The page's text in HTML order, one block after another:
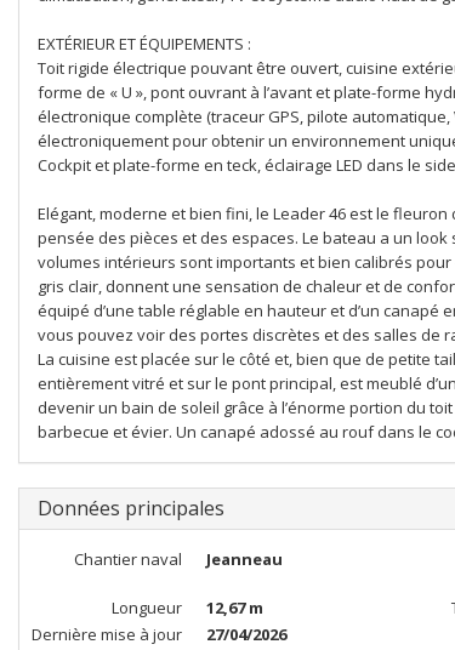
EXTÉRIEUR ET ÉQUIPEMENTS :
Toit rigide électrique pouvant être ouvert, cuisine
forme de « U », pont ouvrant à l’avant et plate-forme
électronique complète (traceur GPS, pilote
électroniquement pour obtenir un environnement
Cockpit et plate-forme en teck, éclairage LED dans le
Elégant, moderne et bien fini, le Leader 46 est le
pensée des pièces et des espaces. Le bateau a un
volumes intérieurs sont importants et bien calibrés
gris clair, donnent une sensation de chaleur et de
équipé d’une table réglable en hauteur et d’un
vous pouvez voir des portes discrètes et des salles de
La cuisine est placée sur le côté et, bien que de petite
entièrement vitré et sur le pont principal, est meublé
devenir un bain de soleil grâce à l’énorme portion du
barbecue et évier. Un canapé adossé au rouf dans le
Données principales
Chantier naval Jeanneau
Longueur 12,67 m
Dernière mise à jour
27/04/2026